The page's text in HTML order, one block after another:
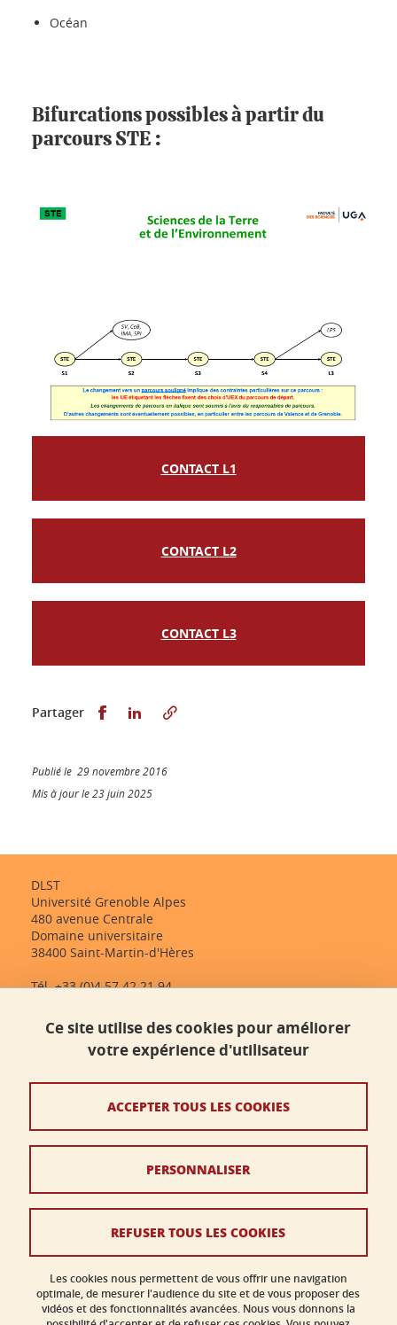
Océan
Bifurcations possibles à partir du
parcours STE :
CONTACT L1
CONTACT L2
CONTACT L3
Partager Partager sur Facebook
Partager sur LinkedIn
Publié le 29 novembre 2016
Mis à jour le 23 juin 2025
DLST
Université Grenoble Alpes
480 avenue Centrale
Domaine universitaire
38400 Saint-Martin-d'Hères
Tél. +33 (0)4 57 42 21 94
Crédits
Données personnelles
Politique des cookies
Gestion des cookies
Accessibilité : non conforme
Ce site utilise des cookies pour améliorer
votre expérience d'utilisateur
Les cookies nous permettent de vous offrir une navigation
optimale, de mesurer l'audience du site et de vous proposer des
vidéos et des fonctionnalités avancées. Nous vous donnons la
ACCEPTER TOUS LES COOKIES
REFUSER TOUS LES COOKIES
PERSONNALISER